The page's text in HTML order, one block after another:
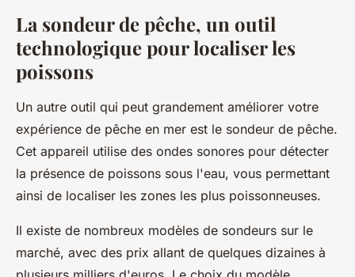
La sondeur de pêche, un outil
technologique pour localiser les
poissons
Un autre outil qui peut grandement améliorer votre
expérience de pêche en mer est le sondeur de pêche.
Cet appareil utilise des ondes sonores pour détecter
la présence de poissons sous l'eau, vous permettant
ainsi de localiser les zones les plus poissonneuses.
Il existe de nombreux modèles de sondeurs sur le
marché, avec des prix allant de quelques dizaines à